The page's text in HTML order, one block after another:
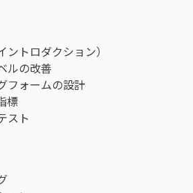
ントロダクション）
ルの改善
フォームの設計
標
スト